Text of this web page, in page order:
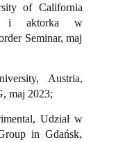
of California
i aktorka w
Seminar, maj
Austria,
maj 2023;
Udział w
in Gdańsk,